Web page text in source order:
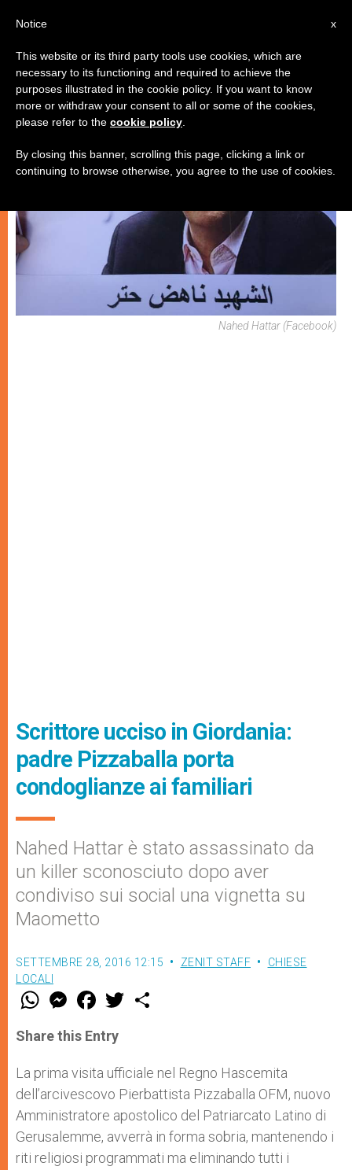
CHIESE LOCALI
Nahed Hattar (Facebook)
Scrittore ucciso in Giordania:
padre Pizzaballa porta
condoglianze ai familiari
Nahed Hattar è stato assassinato da
un killer sconosciuto dopo aver
condiviso sui social una vignetta su
Maometto
SETTEMBRE 28, 2016 12:15 ZENIT STAFF
CHIESE
LOCALI
W
t
s
p
p
M
e
s
e
g
e
r
F
a
e
b
o
k
w
r
Share this Entry
La prima visita ufficiale nel Regno Hascemita
dell’arcivescovo Pierbattista Pizzaballa OFM, nuovo
Amministratore apostolico del Patriarcato Latino di
Gerusalemme, avverrà in forma sobria, mantenendo i
riti religiosi programmati ma eliminando tutti i
x
Notice
This website or its third party tools use cookies, which are
necessary to its functioning and required to achieve the
purposes illustrated in the cookie policy. If you want to know
more or withdraw your consent to all or some of the cookies,
please refer to the cookie policy
By closing this banner, scrolling this page, clicking a link or
continuing to browse otherwise, you agree to the use of cookies.